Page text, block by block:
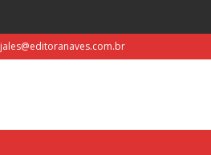
jales@editoranaves.com.br